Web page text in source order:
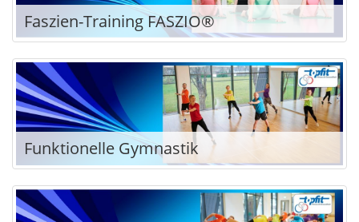
Faszien-Training FASZIO®
Funktionelle Gymnastik